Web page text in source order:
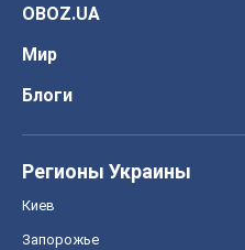
OBOZ.UA
Мир
Блоги
Регионы Украины
Киев
Запорожье